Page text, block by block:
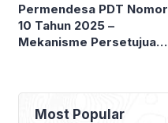
Permendesa PDT Nomor
10 Tahun 2025 –
Mekanisme Persetujuan
Koperasi Desa Merah
PutihMost Popular